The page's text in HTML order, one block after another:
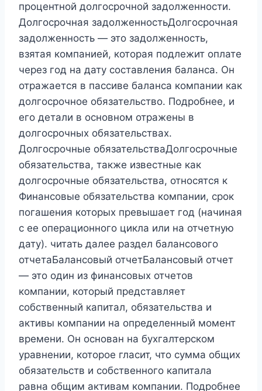
процентной долгосрочной задолженности.
Долгосрочная задолженностьДолгосрочная
задолженность — это задолженность,
взятая компанией, которая подлежит оплате
через год на дату составления баланса. Он
отражается в пассиве баланса компании как
долгосрочное обязательство. Подробнее, и
его детали в основном отражены в
долгосрочных обязательствах.
Долгосрочные обязательстваДолгосрочные
обязательства, также известные как
долгосрочные обязательства, относятся к
Финансовые обязательства компании, срок
погашения которых превышает год (начиная
с ее операционного цикла или на отчетную
дату). читать далее раздел балансового
отчетаБалансовый отчетБалансовый отчет
— это один из финансовых отчетов
компании, который представляет
собственный капитал, обязательства и
активы компании на определенный момент
времени. Он основан на бухгалтерском
уравнении, которое гласит, что сумма общих
обязательств и собственного капитала
равна общим активам компании. Подробнее